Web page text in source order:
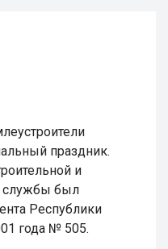
праздник.
и
службы был
Республики
года № 505.